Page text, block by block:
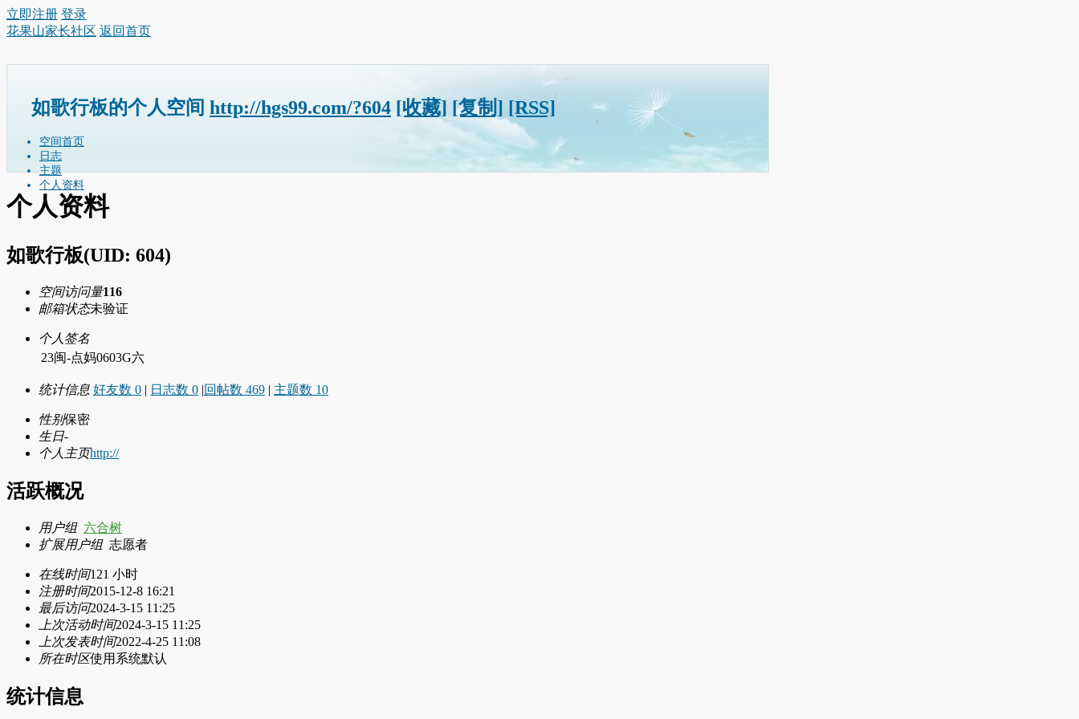
立即注册 登录
花果山家长社区 返回首页
如歌行板的个人空间 http://hgs99.com/?604 [收藏] [复制] [RSS]
空间首页
日志
主题
个人资料
个人资料
如歌行板(UID: 604)
空间访问量116
邮箱状态未验证
个人签名
23闽-点妈0603G六
统计信息 好友数 0 | 日志数 0 |回帖数 469 | 主题数 10
性别保密
生日-
个人主页http://
活跃概况
用户组 六合树
扩展用户组 志愿者
在线时间121 小时
注册时间2015-12-8 16:21
最后访问2024-3-15 11:25
上次活动时间2024-3-15 11:25
上次发表时间2022-4-25 11:08
所在时区使用系统默认
统计信息